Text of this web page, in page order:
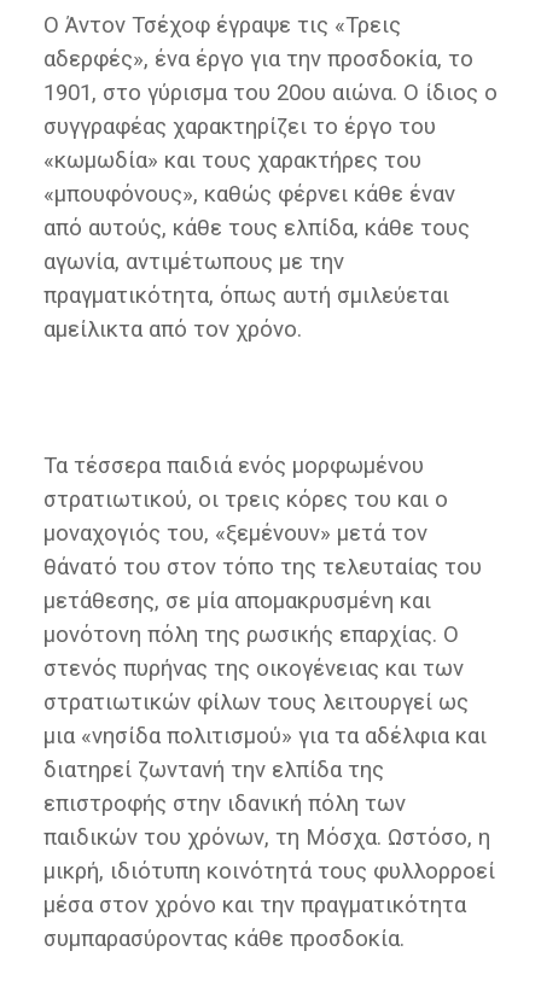
Ο Άντον Τσέχοφ έγραψε τις «Τρεις
αδερφές», ένα έργο για την προσδοκία, το
1901, στο γύρισμα του 20ου αιώνα. Ο ίδιος ο
συγγραφέας χαρακτηρίζει το έργο του
«κωμωδία» και τους χαρακτήρες του
«μπουφόνους», καθώς φέρνει κάθε έναν
από αυτούς, κάθε τους ελπίδα, κάθε τους
αγωνία, αντιμέτωπους με την
πραγματικότητα, όπως αυτή σμιλεύεται
αμείλικτα από τον χρόνο.
Τα τέσσερα παιδιά ενός μορφωμένου
στρατιωτικού, οι τρεις κόρες του και ο
μοναχογιός του, «ξεμένουν» μετά τον
θάνατό του στον τόπο της τελευταίας του
μετάθεσης, σε μία απομακρυσμένη και
μονότονη πόλη της ρωσικής επαρχίας. Ο
στενός πυρήνας της οικογένειας και των
στρατιωτικών φίλων τους λειτουργεί ως
μια «νησίδα πολιτισμού» για τα αδέλφια και
διατηρεί ζωντανή την ελπίδα της
επιστροφής στην ιδανική πόλη των
παιδικών του χρόνων, τη Μόσχα. Ωστόσο, η
μικρή, ιδιότυπη κοινότητά τους φυλλορροεί
μέσα στον χρόνο και την πραγματικότητα
συμπαρασύροντας κάθε προσδοκία.